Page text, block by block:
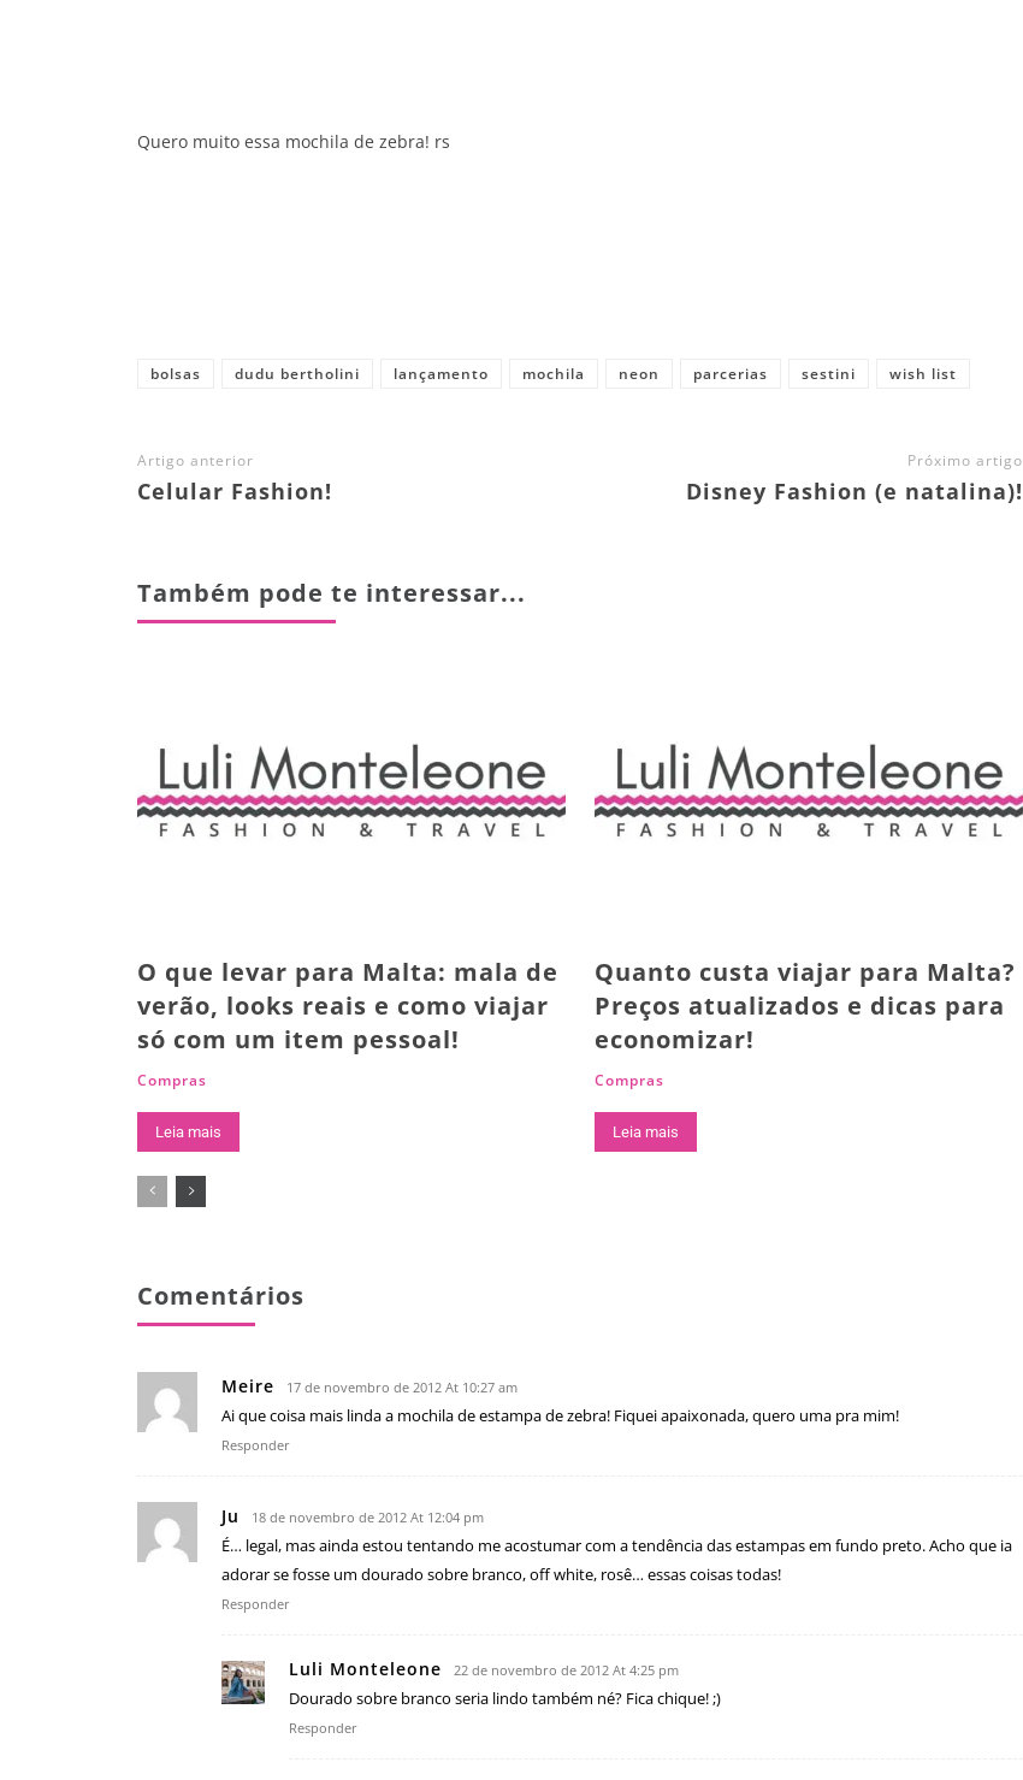
Quero muito essa mochila de zebra! rs
bolsas dudu bertholini lançamento mochila neon parcerias sestini wish list
Artigo anterior
Celular Fashion!
Próximo artigo
Disney Fashion (e natalina)!
Também pode te interessar...
O que levar para Malta: mala de
verão, looks reais e como viajar
só com um item pessoal!
Compras
Leia mais
Quanto custa viajar para Malta?
Preços atualizados e dicas para
economizar!
Compras
Leia mais
Comentários
Meire 17 de novembro de 2012 At 10:27 am
Ai que coisa mais linda a mochila de estampa de zebra! Fiquei apaixonada, quero uma pra mim!
Responder
Ju 18 de novembro de 2012 At 12:04 pm
É… legal, mas ainda estou tentando me acostumar com a tendência das estampas em fundo preto. Acho que ia
adorar se fosse um dourado sobre branco, off white, rosê… essas coisas todas!
Responder
Luli Monteleone 22 de novembro de 2012 At 4:25 pm
Dourado sobre branco seria lindo também né? Fica chique! ;)
Responder